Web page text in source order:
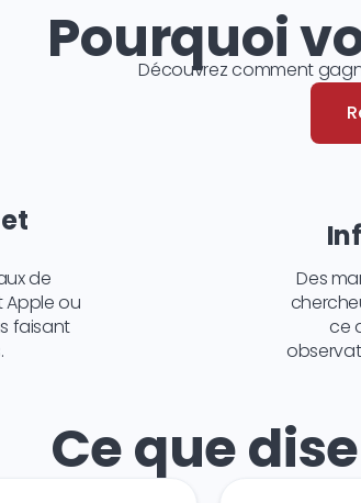
Pourquoi
Découvrez comment
de
Apple ou
faisant
Des
ce
Ce que